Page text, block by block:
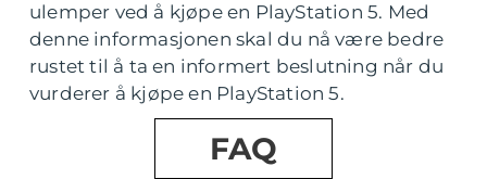
ulemper ved å kjøpe en PlayStation 5. Med
denne informasjonen skal du nå være bedre
rustet til å ta en informert beslutning når du
vurderer å kjøpe en PlayStation 5.
FAQ